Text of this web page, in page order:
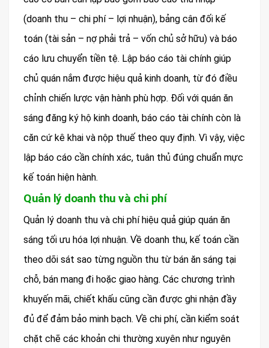
(doanh thu – chi phí – lợi nhuận), bảng cân đối kế
toán (tài sản – nợ phải trả – vốn chủ sở hữu) và báo
cáo lưu chuyển tiền tệ. Lập báo cáo tài chính giúp
chủ quán nắm được hiệu quả kinh doanh, từ đó điều
chỉnh chiến lược vận hành phù hợp. Đối với quán ăn
sáng đăng ký hộ kinh doanh, báo cáo tài chính còn là
căn cứ kê khai và nộp thuế theo quy định. Vì vậy, việc
lập báo cáo cần chính xác, tuân thủ đúng chuẩn mực
kế toán hiện hành.
Quản lý doanh thu và chi phí
Quản lý doanh thu và chi phí hiệu quả giúp quán ăn
sáng tối ưu hóa lợi nhuận. Về doanh thu, kế toán cần
theo dõi sát sao từng nguồn thu từ bán ăn sáng tại
chỗ, bán mang đi hoặc giao hàng. Các chương trình
khuyến mãi, chiết khấu cũng cần được ghi nhận đầy
đủ để đảm bảo minh bạch. Về chi phí, cần kiểm soát
chặt chẽ các khoản chi thường xuyên như nguyên